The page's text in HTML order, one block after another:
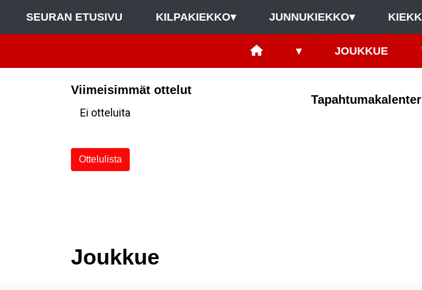
SEURAN ETUSIVU KILPAKIEKKO▾ JUNNUKIEKKO▾
▾ JOUKKUE
Viimeisimmät ottelut
Ei otteluita
Ottelulista
Joukkue